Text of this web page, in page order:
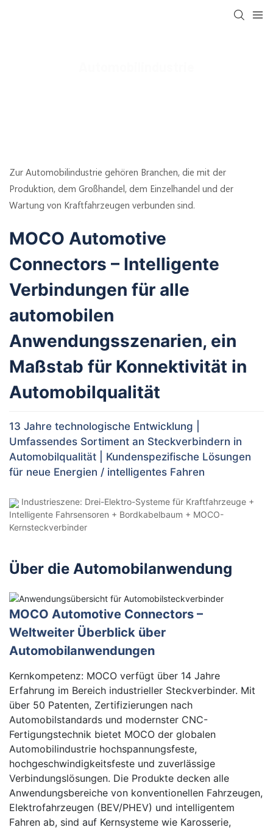
Zur Automobilindustrie gehören Branchen, die mit der
Produktion, dem Großhandel, dem Einzelhandel und der
Wartung von Kraftfahrzeugen verbunden sind.
MOCO Automotive
Connectors – Intelligente
Verbindungen für alle
automobilen
Anwendungsszenarien, ein
Maßstab für Konnektivität in
Automobilqualität
13 Jahre technologische Entwicklung |
Umfassendes Sortiment an Steckverbindern in
Automobilqualität | Kundenspezifische Lösungen
für neue Energien / intelligentes Fahren
Industrieszene: Drei-Elektro-Systeme für Kraftfahrzeuge +
Intelligente Fahrsensoren + Bordkabelbaum + MOCO-
Kernsteckverbinder
Über die Automobilanwendung
MOCO Automotive Connectors –
Weltweiter Überblick über
Automobilanwendungen
Kernkompetenz: MOCO verfügt über 14 Jahre
Erfahrung im Bereich industrieller Steckverbinder. Mit
über 50 Patenten, Zertifizierungen nach
Automobilstandards und modernster CNC-
Fertigungstechnik bietet MOCO der globalen
Automobilindustrie hochspannungsfeste,
hochgeschwindigkeitsfeste und zuverlässige
Verbindungslösungen. Die Produkte decken alle
Anwendungsbereiche von konventionellen Fahrzeugen,
Elektrofahrzeugen (BEV/PHEV) und intelligentem
Fahren ab, sind auf Kernsysteme wie Karosserie,